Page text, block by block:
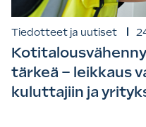
Tiedotteet ja uutiset
tärkeä – leikkaus
kuluttajiin ja